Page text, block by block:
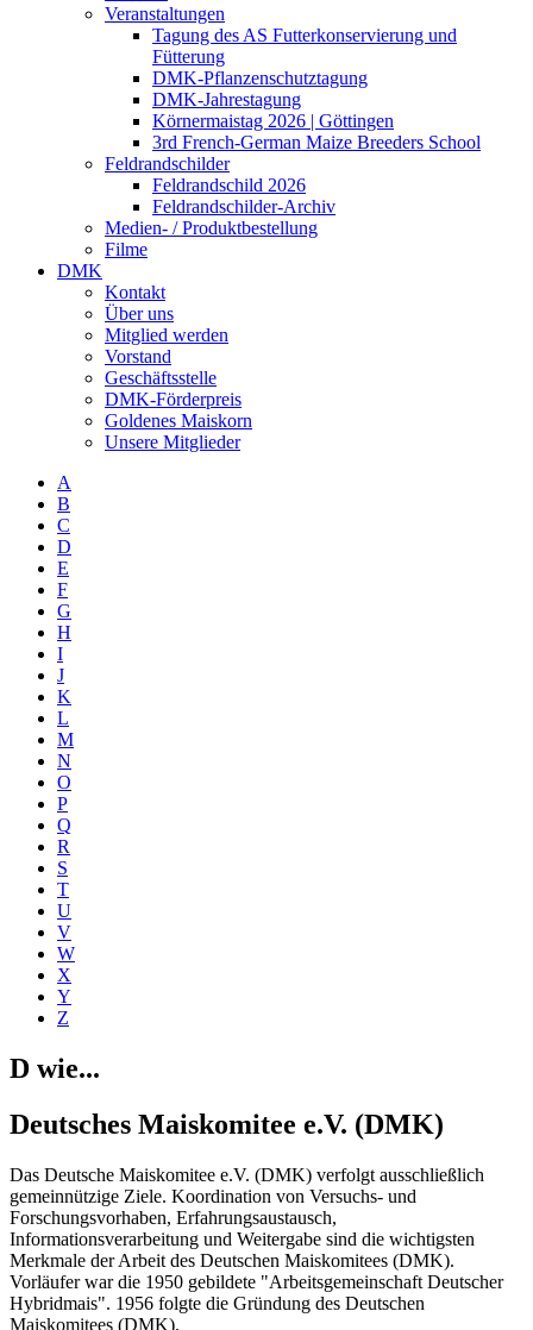
Veranstaltungen
Tagung des AS Futterkonservierung und
Fütterung
DMK-Pflanzenschutztagung
DMK-Jahrestagung
Körnermaistag 2026 | Göttingen
3rd French-German Maize Breeders School
Feldrandschilder
Feldrandschild 2026
Feldrandschilder-Archiv
Medien- / Produktbestellung
Filme
DMK
Kontakt
Über uns
Mitglied werden
Vorstand
Geschäftsstelle
DMK-Förderpreis
Goldenes Maiskorn
Unsere Mitglieder
A
B
C
D
E
F
G
H
I
J
K
L
M
N
O
P
Q
R
S
T
U
V
W
X
Y
Z
D wie...
Deutsches Maiskomitee e.V. (DMK)
Das Deutsche Maiskomitee e.V. (DMK) verfolgt ausschließlich
gemeinnützige Ziele. Koordination von Versuchs- und
Forschungsvorhaben, Erfahrungsaustausch,
Informationsverarbeitung und Weitergabe sind die wichtigsten
Merkmale der Arbeit des Deutschen Maiskomitees (DMK).
Vorläufer war die 1950 gebildete "Arbeitsgemeinschaft Deutscher
Hybridmais". 1956 folgte die Gründung des Deutschen
Maiskomitees (DMK).